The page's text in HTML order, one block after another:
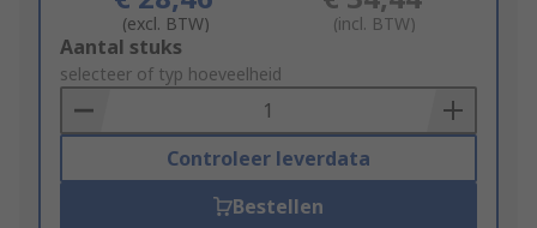
(excl. BTW) (incl. BTW)
Add
to
Basket
Aantal stuks
selecteer of typ hoeveelheid
Controleer leverdata
Bestellen